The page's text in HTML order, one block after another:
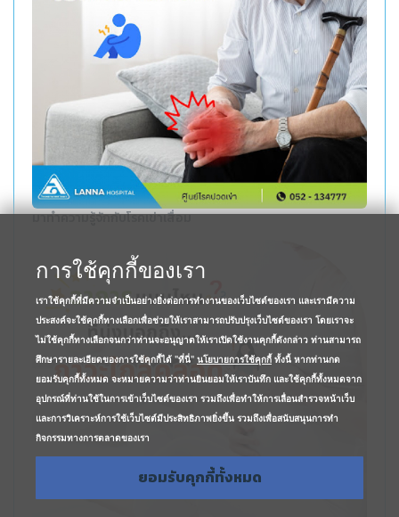
มาทำความรู้จักกับโรคเข่าเสื่อม
การใช้คุกกี้ของเรา
เราใช้คุกกี้ที่มีความจำเป็นอย่างยิ่งต่อการทำงานของเว็บไซต์ของเรา และเรามีความ
ประสงค์จะใช้คุกกี้ทางเลือกเพื่อช่วยให้เราสามารถปรับปรุงเว็บไซต์ของเรา โดยเราจะ
ไม่ใช้คุกกี้ทางเลือกจนกว่าท่านจะอนุญาตให้เราเปิดใช้งานคุกกี้ดังกล่าว ท่านสามารถ
ศึกษารายละเอียดของการใช้คุกกี้ได้ "ที่นี่" นโยบายการใช้คุกกี้ ทั้งนี้ หากท่านกด
ยอมรับคุกกี้ทั้งหมด จะหมายความว่าท่านยินยอมให้เราบันทึก และใช้คุกกี้ทั้งหมดจาก
อุปกรณ์ที่ท่านใช้ในการเข้าเว็บไซต์ของเรา รวมถึงเพื่อทำให้การเลื่อนสำรวจหน้าเว็บ
และการวิเคราะห์การใช้เว็บไซต์มีประสิทธิภาพยิ่งขึ้น รวมถึงเพื่อสนับสนุนการทำ
กิจกรรมทางการตลาดของเรา
ยอมรับคุกกี้ทั้งหมด